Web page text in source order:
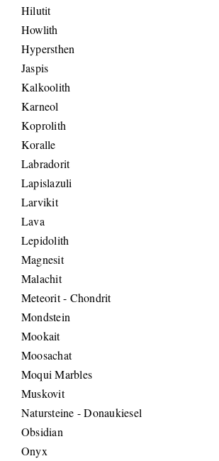
Hilutit
Howlith
Hypersthen
Jaspis
Kalkoolith
Karneol
Koprolith
Koralle
Labradorit
Lapislazuli
Larvikit
Lava
Lepidolith
Magnesit
Malachit
Meteorit - Chondrit
Mondstein
Mookait
Moosachat
Moqui Marbles
Muskovit
Natursteine - Donaukiesel
Obsidian
Onyx